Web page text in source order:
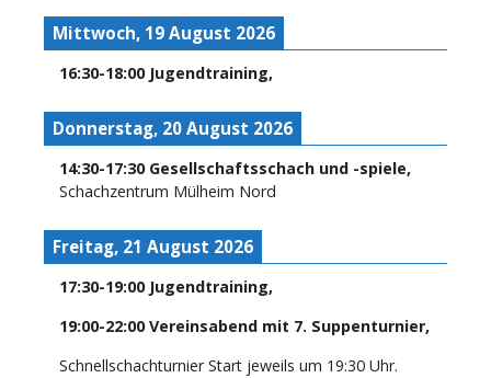
Mittwoch, 19 August 2026
16:30-18:00 Jugendtraining,
Donnerstag, 20 August 2026
14:30-17:30 Gesellschaftsschach und -spiele,
Schachzentrum Mülheim Nord
Freitag, 21 August 2026
17:30-19:00 Jugendtraining,
19:00-22:00 Vereinsabend mit 7. Suppenturnier,
Schnellschachturnier Start jeweils um 19:30 Uhr.